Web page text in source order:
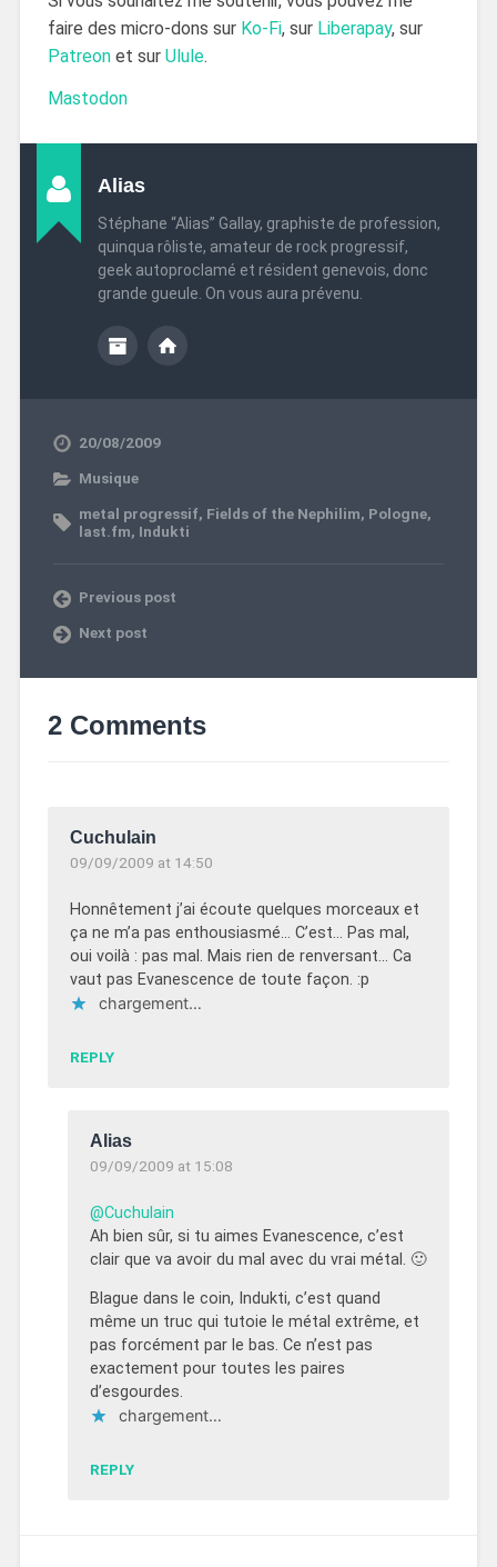
faire des micro-dons sur Ko-Fi, sur Liberapay, sur
Patreonet sur Ulule.
Mastodon
Alias
Stéphane “Alias” Gallay, graphiste de profession,
quinqua rôliste, amateur de rock progressif,
geek autoproclamé et résident genevois, donc
grande gueule. On vous aura prévenu.
20/08/2009
Musique
metal progressif, Fields of the Nephilim, Pologne,
last.fm, Indukti
Previous post
Next post
2 Comments
Cuchulain
09/09/2009 at 14:50
Honnêtement j’ai écoute quelques morceaux et
ça ne m’a pas enthousiasmé… C’est… Pas mal,
oui voilà : pas mal. Mais rien de renversant… Ca
vaut pas Evanescence de toute façon. :p
chargement…
REPLY
Alias
09/09/2009 at 15:08
@Cuchulain
Ah bien sûr, si tu aimes Evanescence, c’est
clair que va avoir du mal avec du vrai métal. 🙂
Blague dans le coin, Indukti, c’est quand
même un truc qui tutoie le métal extrême, et
pas forcément par le bas. Ce n’est pas
exactement pour toutes les paires
d’esgourdes.
chargement…
REPLY